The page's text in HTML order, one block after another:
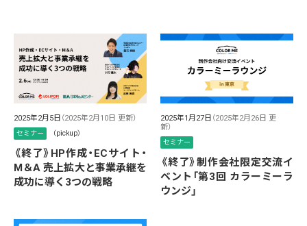
2025年2月5日 （2025年2月10日 更新）
セミナー （pickup）
《終了》HP作成・ECサイト・
M＆A 売上拡大と事業承継を
成功に導く3つの戦略
2025年1月27日 （2025年2月26日 更
新）
セミナー
《終了》制作会社限定交流イ
ベント「第3回 カラーミーラ
ウンジ」